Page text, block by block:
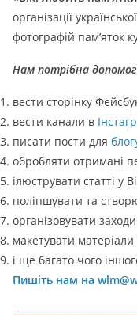
о
р
і
ї
організації
фотографій пам’яток
Нам потрібна
вести сторінку
вести канали в
писати пости для
обробляти отримані
ілюструвати статті у
поліпшувати та
організовувати
макетувати
і ще багато чого
Пишіть нам на